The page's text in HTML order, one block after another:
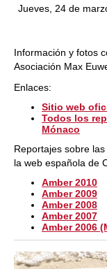
Jueves, 24 de
Información y fotos
Asociación Max
Enlaces:
Sitio web
Todos los
Mónaco
Reportajes sobre
la web española de
Amber 2010
Amber 2009
Amber 2008
Amber 2007
Amber 2006